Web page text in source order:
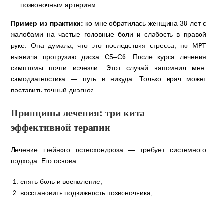
позвоночным артериям.
Пример из практики: ко мне обратилась женщина 38 лет с
жалобами на частые головные боли и слабость в правой
руке. Она думала, что это последствия стресса, но МРТ
выявила протрузию диска С5–С6. После курса лечения
симптомы почти исчезли. Этот случай напомнил мне:
самодиагностика — путь в никуда. Только врач может
поставить точный диагноз.
Принципы лечения: три кита
эффективной терапии
Лечение шейного остеохондроза — требует системного
подхода. Его основа:
снять боль и воспаление;
восстановить подвижность позвоночника;